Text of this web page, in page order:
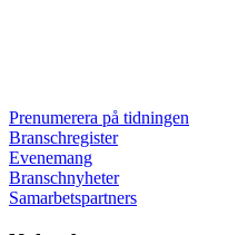
Prenumerera på tidningen
Branschregister
Evenemang
Branschnyheter
Samarbetspartners